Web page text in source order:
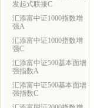
发起式联接C
汇添富中证1000指数增
强A
汇添富中证1000指数增
强C
汇添富中证500基本面增
强指数A
汇添富中证500基本面增
强指数C